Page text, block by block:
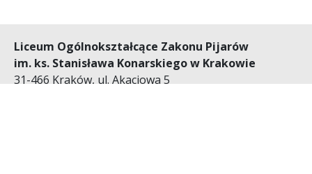
Liceum Ogólnokształcące Zakonu Pijarów
im. ks. Stanisława Konarskiego w Krakowie
31-466 Kraków, ul. Akacjowa 5